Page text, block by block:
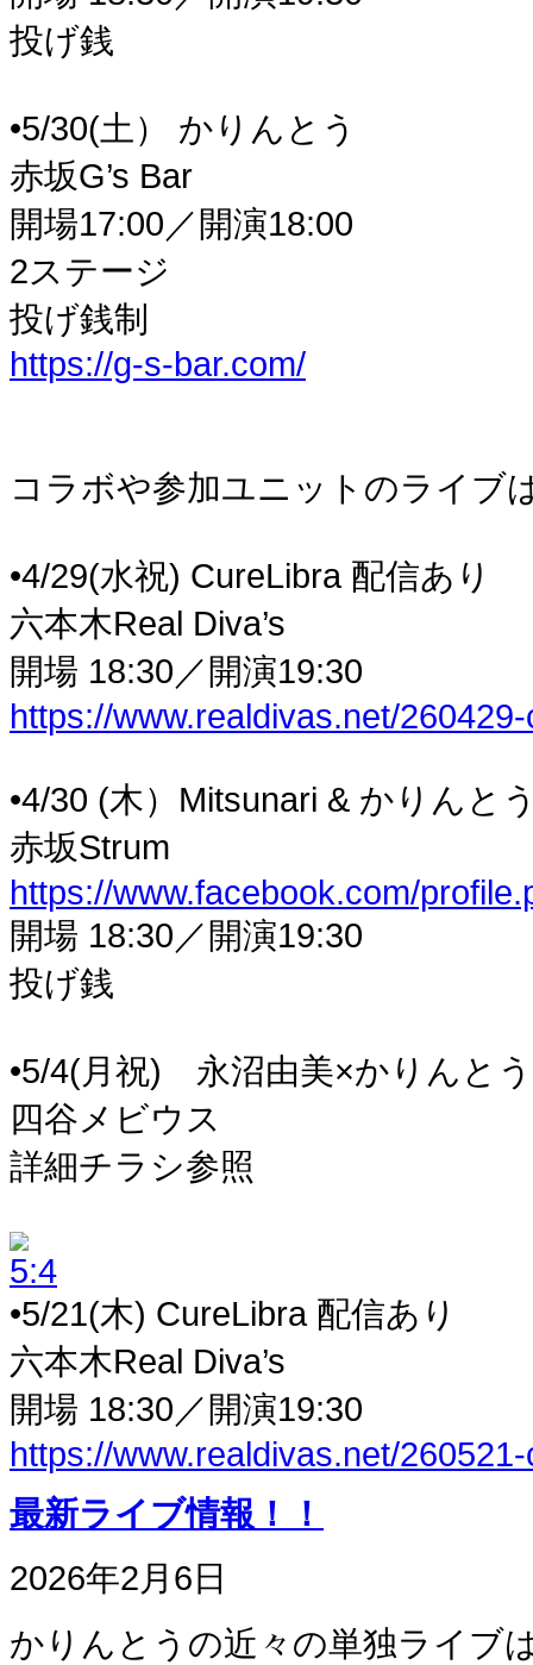
投げ銭
•5/30(土） かりんとう
赤坂G’s Bar
開場17:00／開演18:00
2ステージ
投げ銭制
https://g-s-bar.com/
コラボや参加ユニットのライブ
•4/29(水祝) CureLibra 配信あり
六本木Real Diva’s
開場 18:30／開演19:30
https://www.realdivas.net/
•4/30 (木）Mitsunari & かりんと
赤坂Strum
https://www.facebook.com/
開場 18:30／開演19:30
投げ銭
•5/4(月祝) 永沼由美×かりん
四谷メビウス
詳細チラシ参照
•5/21(木) CureLibra 配信あり
六本木Real Diva’s
開場 18:30／開演19:30
https://www.realdivas.net/
最新ライブ情報！！
2026年2月6日
かりんとうの近々の単独ライブ